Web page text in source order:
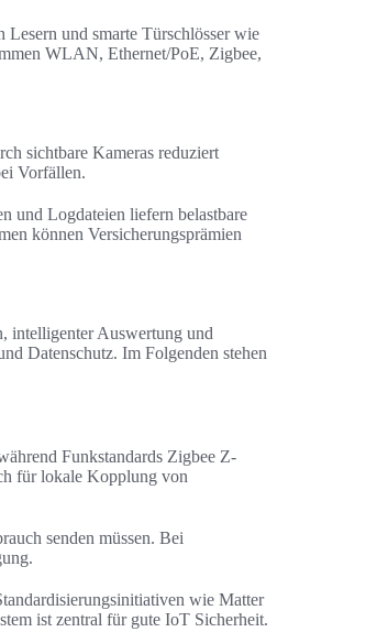
und smarte Türschlösser wie
WLAN, Ethernet/PoE, Zigbee,
sichtbare Kameras reduziert
Vorfällen.
und Logdateien liefern belastbare
können Versicherungsprämien
intelligenter Auswertung und
Datenschutz. Im Folgenden stehen
Funkstandards Zigbee Z-
für lokale Kopplung von
senden müssen. Bei
wie Matter
ist zentral für gute IoT Sicherheit.